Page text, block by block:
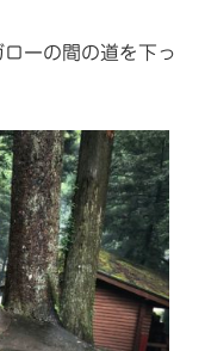
ーの間の道を下っ